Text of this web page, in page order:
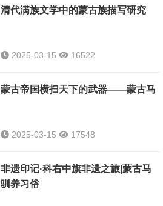
清代满族文学中的蒙古族描写研究
2025-03-15 16522
蒙古帝国横扫天下的武器——蒙古马
2025-03-15 17548
非遗印记·科右中旗非遗之旅|蒙古马
驯养习俗